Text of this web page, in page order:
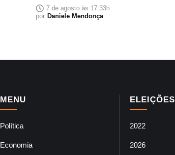
reeleição no TRE-AM
7 de agosto às 17:33h
por Daniele Mendonça
MENU
Política
Economia
ELEIÇÕES
2022
2026